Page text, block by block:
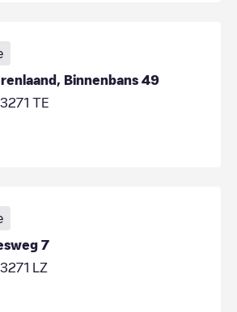
Binnenbans 49
TE
7
LZ